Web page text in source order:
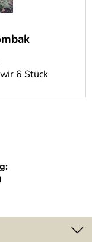
6 Stück